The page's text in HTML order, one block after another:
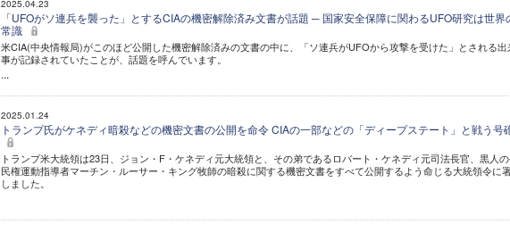
2025.04.23
「UFOがソ連兵を襲った」とするCIAの機密解除済み文書が話題 ─ 国家安全保障に関わるUFO研究は世界
常識
米CIA(中央情報局)がこのほど公開した機密解除済みの文書の中に、「ソ連兵がUFOから攻撃を受けた」とされる出
事が記録されていたことが、話題を呼んでいます。
...
2025.01.24
トランプ氏がケネディ暗殺などの機密文書の公開を命令 CIAの一部などの「ディープステート」と戦う号
トランプ米大統領は23日、ジョン・F・ケネディ元大統領と、その弟であるロバート・ケネディ元司法長官、黒人
民権運動指導者マーチン・ルーサー・キング牧師の暗殺に関する機密文書をすべて公開するよう命じる大統領令に
しました。